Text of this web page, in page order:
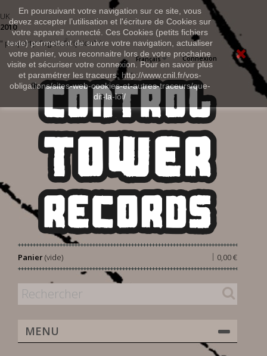
UK
2010
" property="og:description" />
En poursuivant votre navigation sur ce site, vous
devez accepter l’utilisation et l'écriture de Cookies sur
votre appareil connecté. Ces Cookies (petits fichiers
texte) permettent de suivre votre navigation, actualiser
votre panier, vous reconnaitre lors de votre prochaine
visite et sécuriser votre connexion. Pour en savoir plus
et paramétrer les traceurs: http://www.cnil.fr/vos-
obligations/sites-web-cookies-et-autres-traceurs/que-
dit-la-loi/
Connexion
Français
Panier 0,00 €
|
(vide)
MENU